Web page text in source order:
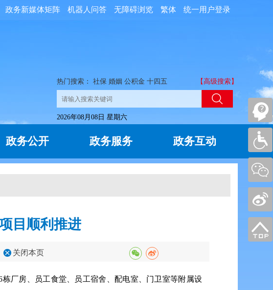
统一用户登录
繁体
无障碍浏览
机器人问答
政务新媒体矩阵
热门搜索： 社保 婚姻 公积金 十四五 【高级搜索】
2026年08月08日 星期六
政务公开 政务服务 政务互动
目顺利推进
关闭本页
厂房、员工食堂、员工宿舍、配电室、门卫室等附属设